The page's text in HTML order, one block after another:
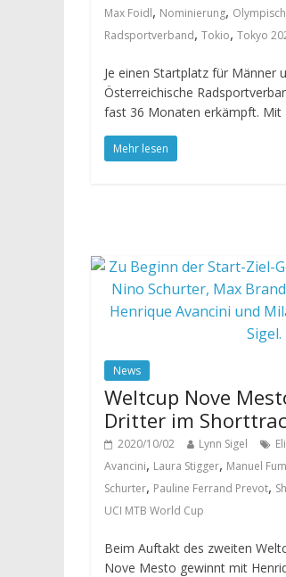
Max Foidl, Nominierung,
Radsportverband, Tokio, Tokyo
Je einen Startplatz für Männer
Österreichische
fast 36 Monaten erkämpft. Mit
Mehr lesen
News
Weltcup Nove
Dritter im
2020/10/02 Lynn Sigel
Avancini, Laura Stigger, Manuel
Schurter, Pauline Ferrand Prevot,
UCI MTB World Cup
Beim Auftakt des zweiten
Nove Mesto gewinnt mit